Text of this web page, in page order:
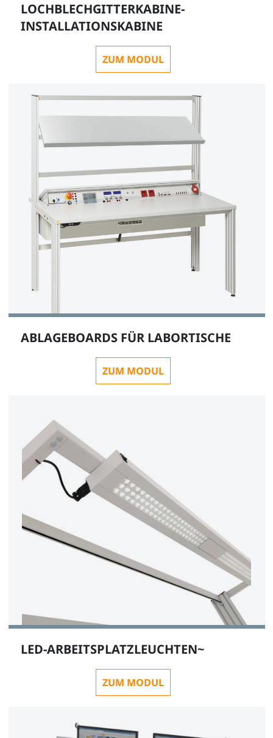
LOCHBLECHGITTERKABINE-
INSTALLATIONSKABINE
ZUM MODUL
ABLAGEBOARDS FÜR LABORTISCHE
ZUM MODUL
LED-ARBEITSPLATZLEUCHTEN~
ZUM MODUL